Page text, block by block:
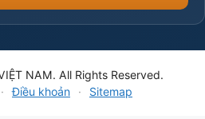
NAM. All Rights Reserved.
· Điều khoản · Sitemap